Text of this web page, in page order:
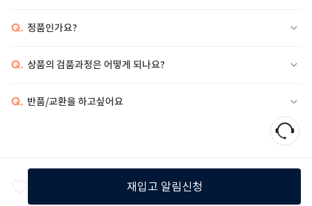
Q. 정품인가요?
Q. 상품의 검품과정은 어떻게 되나요?
Q. 반품/교환을 하고싶어요
재입고 알림신청